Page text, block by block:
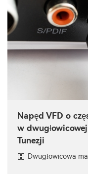
Napęd VFD o
w
Tunezji
Dwugłowicowa